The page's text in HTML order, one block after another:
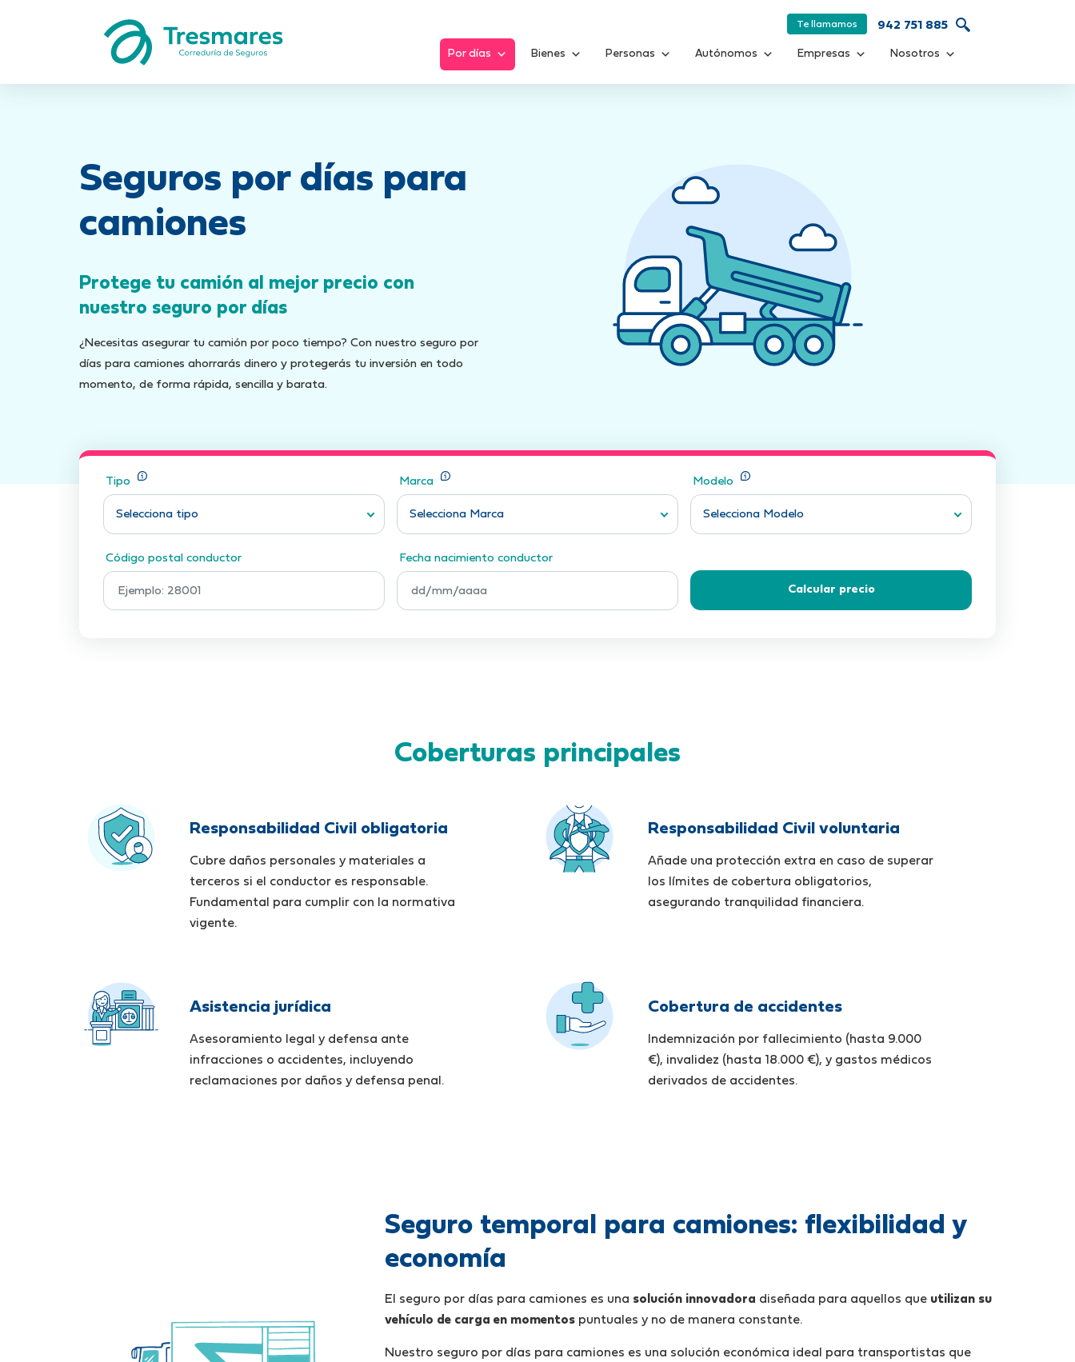
Te llamamos 942 751 885
Por días Bienes Personas Autónomos Empresas Nosotros
Seguros por días para
camiones
Protege tu camión al mejor precio con
nuestro seguro por días
¿Necesitas asegurar tu camión por poco tiempo? Con nuestro seguro por
días para camiones ahorrarás dinero y protegerás tu inversión en todo
momento, de forma rápida, sencilla y barata.
Tipo
Selecciona tipo
Marca
Selecciona Marca
Modelo
Selecciona Modelo
Código postal conductor Fecha nacimiento conductor
Calcular precio
Coberturas principales
Responsabilidad Civil obligatoria
Cubre daños personales y materiales a
terceros si el conductor es responsable.
Fundamental para cumplir con la normativa
vigente.
Responsabilidad Civil voluntaria
Añade una protección extra en caso de superar
los límites de cobertura obligatorios,
asegurando tranquilidad financiera.
Asistencia jurídica
Asesoramiento legal y defensa ante
infracciones o accidentes, incluyendo
reclamaciones por daños y defensa penal.
Cobertura de accidentes
Indemnización por fallecimiento (hasta 9.000
€), invalidez (hasta 18.000 €), y gastos médicos
derivados de accidentes.
Seguro temporal para camiones: flexibilidad y
economía
El seguro por días para camiones es una solución innovadora diseñada para aquellos que utilizan su
vehículo de carga en momentos puntuales y no de manera constante.
Nuestro seguro por días para camiones es una solución económica ideal para transportistas que